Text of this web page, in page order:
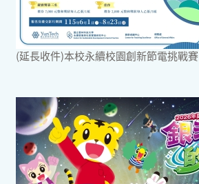
(延長收件)本校永續校園創新節電挑戰賽